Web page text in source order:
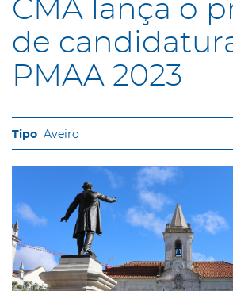
CMA lança o
de
PMAA 2023
Aveiro